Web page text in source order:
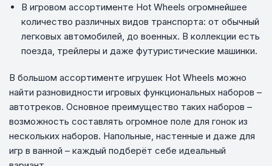
В игровом ассортименте Hot Wheels огромнейшее
количество различных видов транспорта: от обычный
легковых автомобилей, до военных. В коллекции есть
поезда, трейлеры и даже футуристические машинки.
В большом ассортименте игрушек Hot Wheels можно
найти разновидности игровых функциональных наборов –
автотреков. Основное преимущество таких наборов –
возможность составлять огромное поле для гонок из
нескольких наборов. Напольные, настенные и даже для
игр в ванной – каждый подберёт себе идеальный